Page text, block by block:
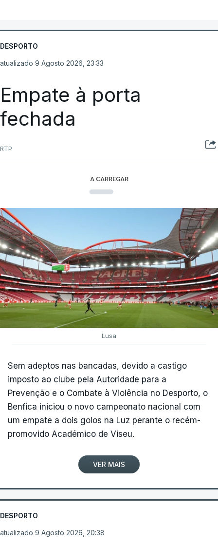
DESPORTO
atualizado 9 Agosto 2026, 23:33
Empate à porta
fechada
RTP
A CARREGAR
Lusa
Sem adeptos nas bancadas, devido a castigo
imposto ao clube pela Autoridade para a
Prevenção e o Combate à Violência no Desporto, o
Benfica iniciou o novo campeonato nacional com
um empate a dois golos na Luz perante o recém-
promovido Académico de Viseu.
VER MAIS
DESPORTO
atualizado 9 Agosto 2026, 20:38